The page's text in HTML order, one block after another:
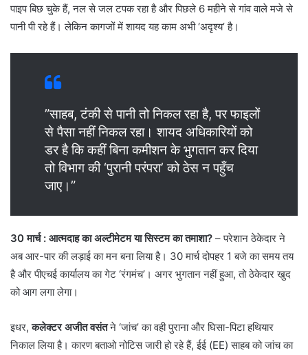
पाइप बिछ चुके हैं, नल से जल टपक रहा है और पिछले 6 महीने से गांव वाले मजे से
पानी पी रहे हैं। लेकिन कागजों में शायद यह काम अभी ‘अदृश्य’ है।
​”साहब, टंकी से पानी तो निकल रहा है, पर फाइलों
से पैसा नहीं निकल रहा। शायद अधिकारियों को
डर है कि कहीं बिना कमीशन के भुगतान कर दिया
तो विभाग की ‘पुरानी परंपरा’ को ठेस न पहुँच
जाए।”
30 मार्च : आत्मदाह का अल्टीमेटम या सिस्टम का तमाशा? – परेशान ठेकेदार ने
अब आर-पार की लड़ाई का मन बना लिया है। 30 मार्च दोपहर 1 बजे का समय तय
है और पीएचई कार्यालय का गेट ‘रंगमंच’। अगर भुगतान नहीं हुआ, तो ठेकेदार खुद
को आग लगा लेगा।
​इधर,कलेक्टर अजीत वसंतने ‘जांच’ का वही पुराना और घिसा-पिटा हथियार
निकाल लिया है। कारण बताओ नोटिस जारी हो रहे हैं, ईई (EE) साहब को जांच का